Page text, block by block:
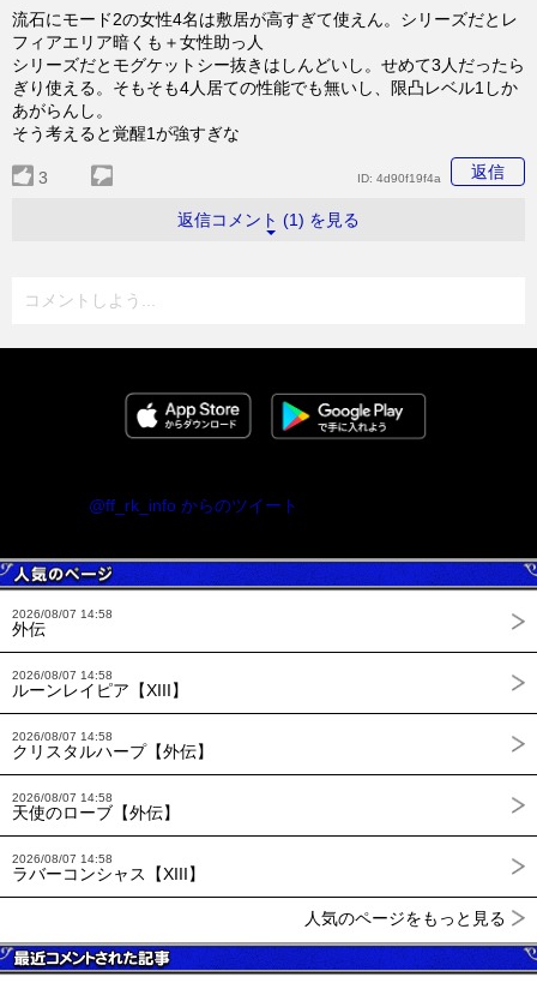
流石にモード2の女性4名は敷居が高すぎて使えん。シリーズだとレ
フィアエリア暗くも＋女性助っ人
シリーズだとモグケットシー抜きはしんどいし。せめて3人だったら
ぎり使える。そもそも4人居ての性能でも無いし、限凸レベル1しか
あがらんし。
そう考えると覚醒1が強すぎな
3 返信
ID: 4d90f19f4a
返信コメント (1) を見る
コメントしよう...
@ff_rk_info からのツイート
2026/08/07 14:58
外伝
2026/08/07 14:58
ルーンレイピア【XIII】
2026/08/07 14:58
クリスタルハープ【外伝】
2026/08/07 14:58
天使のローブ【外伝】
2026/08/07 14:58
ラバーコンシャス【XIII】
人気のページをもっと見る